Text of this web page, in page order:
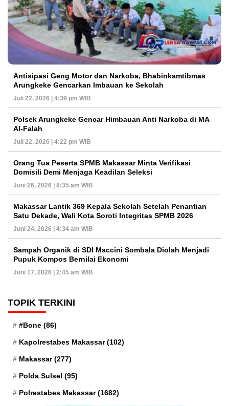
Antisipasi Geng Motor dan Narkoba, Bhabinkamtibmas
Arungkeke Gencarkan Imbauan ke Sekolah
Juli 22, 2026 | 4:39 pm WIB
Polsek Arungkeke Gencar Himbauan Anti Narkoba di MA
Al-Falah
Juli 22, 2026 | 4:22 pm WIB
Orang Tua Peserta SPMB Makassar Minta Verifikasi
Domisili Demi Menjaga Keadilan Seleksi
Juni 26, 2026 | 8:35 am WIB
Makassar Lantik 369 Kepala Sekolah Setelah Penantian
Satu Dekade, Wali Kota Soroti Integritas SPMB 2026
Juni 24, 2026 | 4:34 am WIB
Sampah Organik di SDI Maccini Sombala Diolah Menjadi
Pupuk Kompos Bernilai Ekonomi
Juni 17, 2026 | 2:45 am WIB
TOPIK TERKINI
#Bone (86)
Kapolrestabes Makassar(102)
Makassar(277)
Polda Sulsel (95)
Polrestabes Makassar(1682)